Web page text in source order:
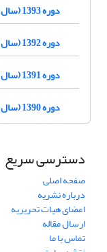
دوره 1393 (سال انتشار 1394)
دوره 1392 (سال انتشار 1394)
دوره 1391 (سال انتشار 1392)
دوره 1390 (سال انتشار 1391)
دسترسی سریع
صفحه اصلی
درباره نشریه
اعضای هیات تحریریه
ارسال مقاله
تماس با ما